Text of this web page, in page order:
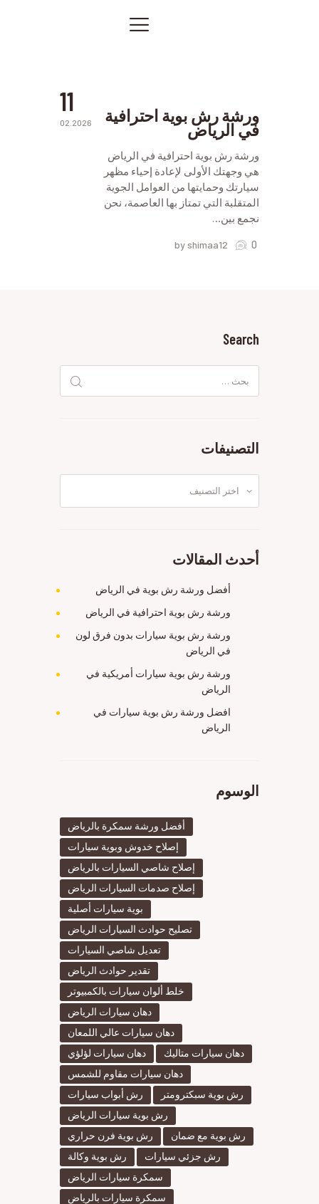
صور من أعمالنا
اتصل بنا
المقالات
PRIVACY POLICY
11
02.2026 ورشة رش بوية احترافية
في الرياض
ورشة رش بوية احترافية في الرياض
هي وجهتك الأولى لإعادة إحياء مظهر
سيارتك وحمايتها من العوامل الجوية
المتقلبة التي تمتاز بها العاصمة، نحن
نجمع بين…
by shimaa12 0
Search
عن:
التصنيفات
أحدث المقالات
أفضل ورشة رش بوية في الرياض
ورشة رش بوية احترافية في الرياض
ورشة رش بوية سيارات بدون فرق لون
في الرياض
ورشة رش بوية سيارات أمريكية في
الرياض
افضل ورشة رش بوية سيارات في
الرياض
الوسوم
أفضل ورشة سمكرة بالرياض
إصلاح خدوش وبوية سيارات
إصلاح شاصي السيارات بالرياض
إصلاح صدمات السيارات الرياض
بوية سيارات أصلية
تصليح حوادث السيارات الرياض
تعديل شاصي السيارات
تقدير حوادث الرياض
خلط ألوان سيارات بالكمبيوتر
دهان سيارات الرياض
دهان سيارات عالي اللمعان
دهان سيارات لؤلؤي
دهان سيارات متاليك
دهان سيارات مقاوم للشمس
رش أبواب سيارات
رش بوية سبكترومتر
رش بوية سيارات الرياض
رش بوية فرن حراري
رش بوية مع ضمان
رش بوية وكالة
رش جزئي سيارات
سمكرة سيارات الرياض
سمكرة سيارات بالرياض